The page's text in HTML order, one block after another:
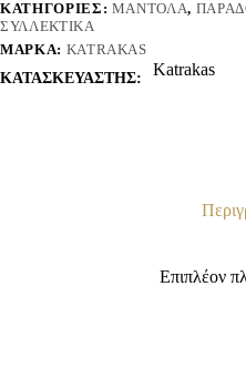
ΚΑΤΗΓΟΡΊΕΣ: ΜΑΝΤΌΛΑ,
ΣΥΛΛΕΚΤΙΚΆ
ΜΆΡΚΑ: KATRAKAS
ΚΑΤΑΣΚΕΥΑΣΤΗΣ:
Katrakas
Επιπλέον